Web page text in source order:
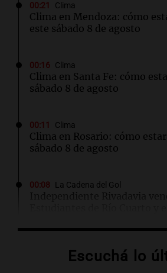
00:21 Clima
Clima en Mendoza: cómo
este sábado 8 de agosto
00:16 Clima
Clima en Santa Fe: cómo
sábado 8 de agosto
00:11 Clima
Clima en Rosario: cómo
sábado 8 de agosto
00:08 La Cadena del Gol
Independiente Rivadavia
ClimaEscuchá lo